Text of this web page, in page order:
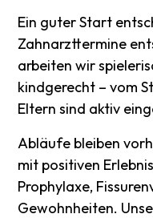
Ein guter Start
Zahnarzttermine
arbeiten wir
kindgerecht – vom
Eltern sind aktiv
Abläufe bleiben
mit positiven
Prophylaxe,
Gewohnheiten.